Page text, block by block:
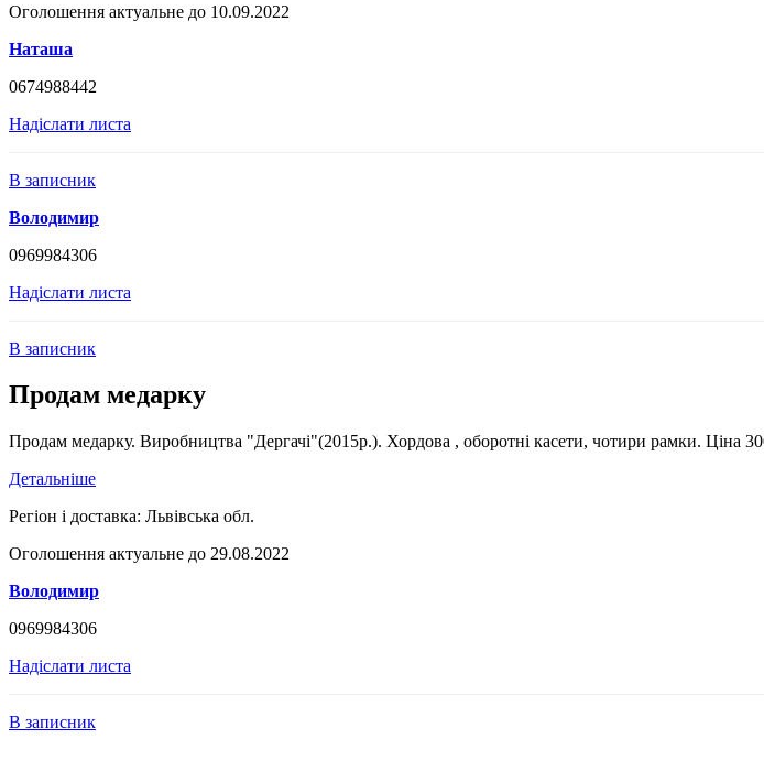
Оголошення актуальне до 10.09.2022
Наташа
0674988442
Надіслати листа
В записник
Володимир
0969984306
Надіслати листа
В записник
Продам медарку
Продам медарку. Виробництва "Дергачі"(2015р.). Хордова , оборотні касети, чотири рамки. Ціна
Детальніше
Регіон і доставка: Львівська обл.
Оголошення актуальне до 29.08.2022
Володимир
0969984306
Надіслати листа
В записник